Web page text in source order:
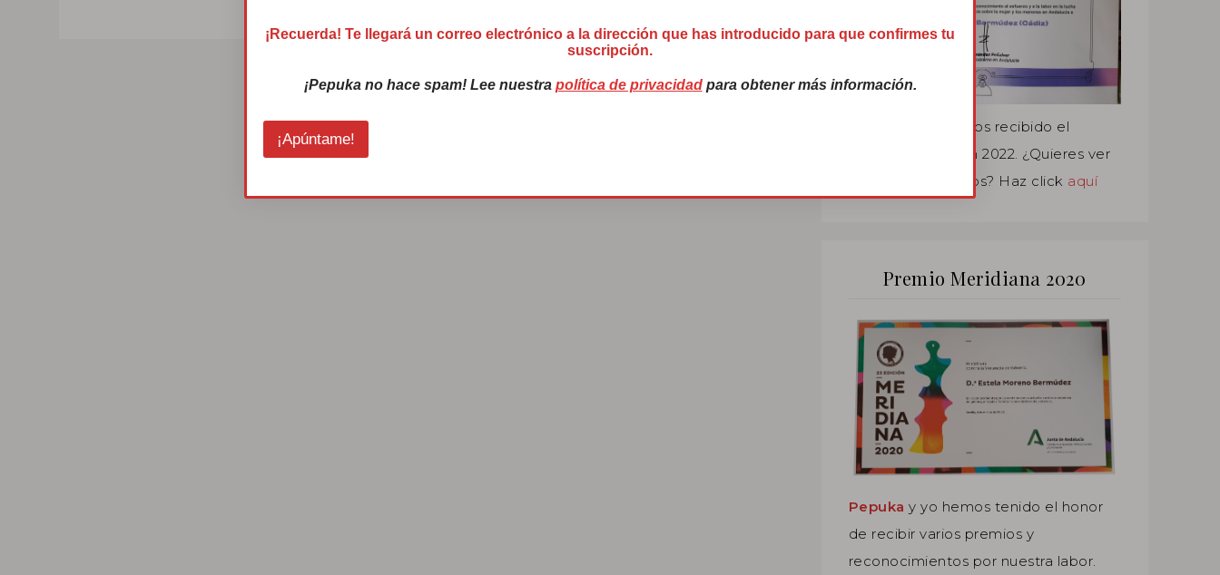
y yo hemos recibido el
premio Menina en 2022. ¿Quieres ver
el resto de premios? Haz click aquí
Premio Meridiana 2020
Pepuka y yo hemos tenido el honor
de recibir varios premios y
reconocimientos por nuestra labor.
¡Recuerda! Te llegará un correo electrónico a la dirección que has introducido para que confirmes tu
suscripción.
¡Pepuka no hace spam! Lee nuestra política de privacidadpara obtener más información.
¡Apúntame!